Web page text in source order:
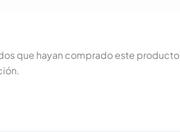
que hayan comprado este producto